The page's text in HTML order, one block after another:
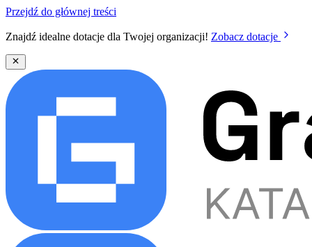
Przejdź do głównej treści
Znajdź idealne dotacje dla Twojej organizacji! Zobacz dotacje